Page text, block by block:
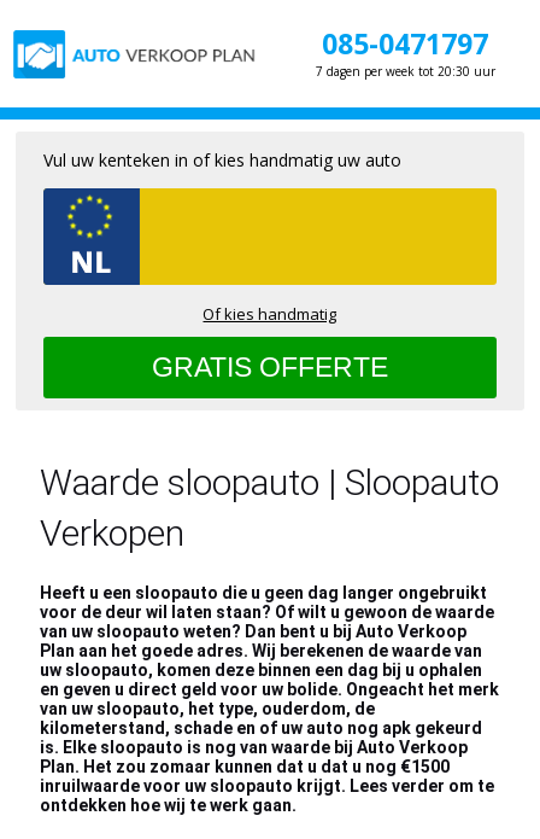
085-0471797
7 dagen per week tot 20:30 uur
Waarde sloopauto | Sloopauto
Verkopen
Heeft u een sloopauto die u geen dag langer ongebruikt
voor de deur wil laten staan? Of wilt u gewoon de waarde
van uw sloopauto weten? Dan bent u bij Auto Verkoop
Plan aan het goede adres. Wij berekenen de waarde van
uw sloopauto, komen deze binnen een dag bij u ophalen
en geven u direct geld voor uw bolide. Ongeacht het merk
van uw sloopauto, het type, ouderdom, de
kilometerstand, schade en of uw auto nog apk gekeurd
is. Elke sloopauto is nog van waarde bij Auto Verkoop
Plan. Het zou zomaar kunnen dat u dat u nog €1500
inruilwaarde voor uw sloopauto krijgt. Lees verder om te
ontdekken hoe wij te werk gaan.
Vul uw kenteken in of kies handmatig uw auto
Of kies handmatig